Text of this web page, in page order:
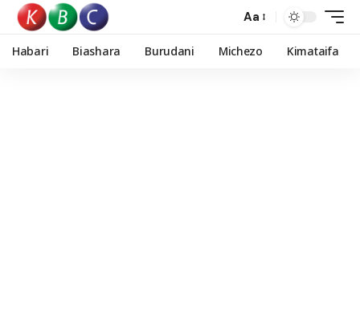
Aa
Habari Biashara Burudani Michezo Kimataifa